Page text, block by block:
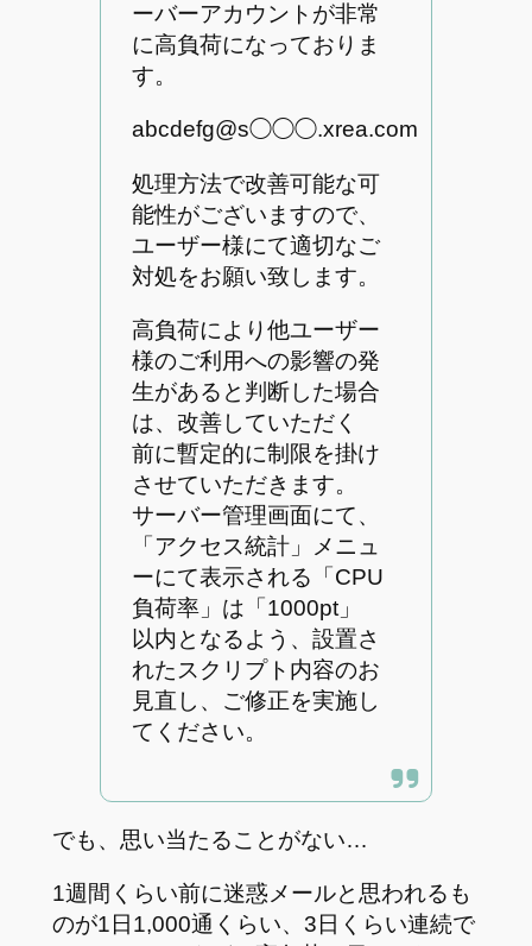
ーバーアカウントが非常
に高負荷になっておりま
す。
abcdefg@s◯◯◯.xrea.com
処理方法で改善可能な可
能性がございますので、
ユーザー様にて適切なご
対処をお願い致します。
高負荷により他ユーザー
様のご利用への影響の発
生があると判断した場合
は、改善していただく
前に暫定的に制限を掛け
させていただきます。
サーバー管理画面にて、
「アクセス統計」メニュ
ーにて表示される「CPU
負荷率」は「1000pt」
以内となるよう、設置さ
れたスクリプト内容のお
見直し、ご修正を実施し
てください。
でも、思い当たることがない…
1週間くらい前に迷惑メールと思われるも
のが1日1,000通くらい、3日くらい連続で